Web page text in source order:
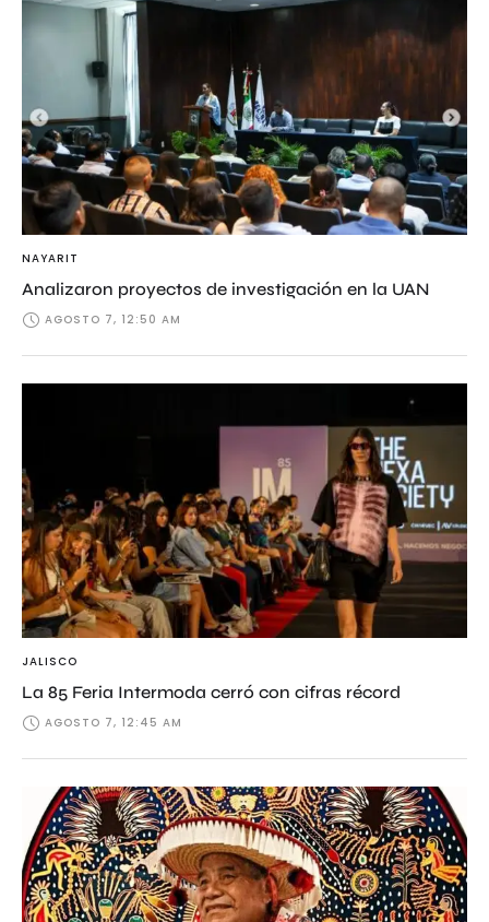
NAYARIT
Analizaron proyectos de investigación en la UAN
AGOSTO 7, 12:50 AM
JALISCO
La 85 Feria Intermoda cerró con cifras récord
AGOSTO 7, 12:45 AM